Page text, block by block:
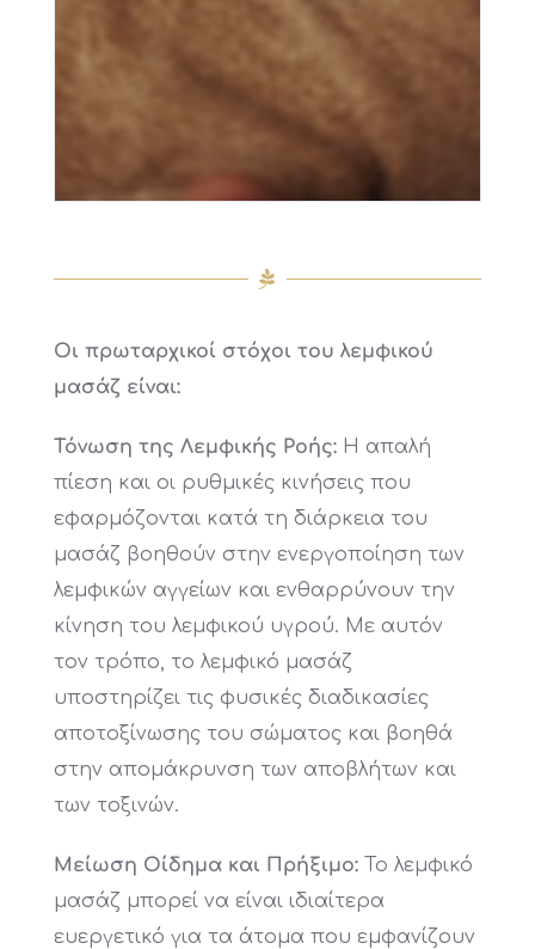
Οι πρωταρχικοί στόχοι του λεμφικού
μασάζ είναι:
Τόνωση της Λεμφικής Ροής:Η απαλή
πίεση και οι ρυθμικές κινήσεις που
εφαρμόζονται κατά τη διάρκεια του
μασάζ βοηθούν στην ενεργοποίηση των
λεμφικών αγγείων και ενθαρρύνουν την
κίνηση του λεμφικού υγρού. Με αυτόν
τον τρόπο, το λεμφικό μασάζ
υποστηρίζει τις φυσικές διαδικασίες
αποτοξίνωσης του σώματος και βοηθά
στην απομάκρυνση των αποβλήτων και
των τοξινών.
Μείωση Οίδημα και Πρήξιμο:Το λεμφικό
μασάζ μπορεί να είναι ιδιαίτερα
ευεργετικό για τα άτομα που εμφανίζουν